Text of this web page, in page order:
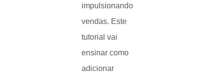
impulsionando
vendas. Este
tutorial vai
ensinar como
adicionar